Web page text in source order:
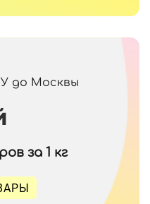
до Москвы
за 1 кг